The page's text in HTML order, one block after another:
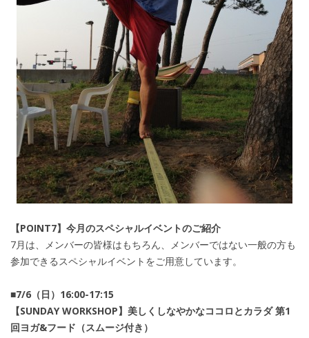
【POINT7】今月のスペシャルイベントのご紹介
7月は、メンバーの皆様はもちろん、メンバーではない一般の方も
参加できるスペシャルイベントをご用意しています。
■7/6（日）16:00-17:15
【SUNDAY WORKSHOP】美しくしなやかなココロとカラダ 第1
回ヨガ&フード（スムージ付き）